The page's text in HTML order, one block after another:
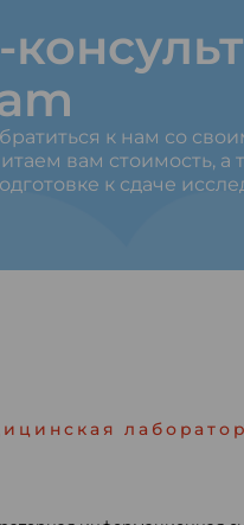
к нам со
вам стоимость, а
к сдаче